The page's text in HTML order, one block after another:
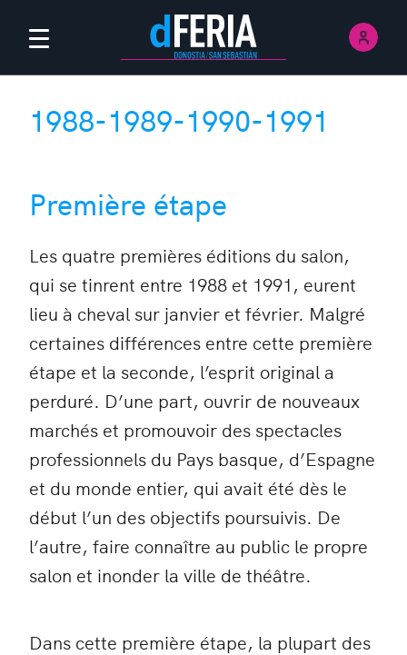
Menú Principal
1988-1989-1990-1991
Première étape
Les quatre premières éditions du salon,
qui se tinrent entre 1988 et 1991, eurent
lieu à cheval sur janvier et février. Malgré
certaines différences entre cette première
étape et la seconde, l’esprit original a
perduré. D’une part, ouvrir de nouveaux
marchés et promouvoir des spectacles
professionnels du Pays basque, d’Espagne
et du monde entier, qui avait été dès le
début l’un des objectifs poursuivis. De
l’autre, faire connaître au public le propre
salon et inonder la ville de théâtre.
Dans cette première étape, la plupart des